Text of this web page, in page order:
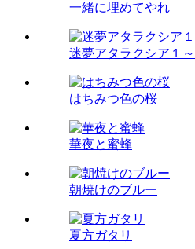
一緒に埋めてやれ
迷夢アタラクシア１
はちみつ色の桜
華夜と蜜蜂
朝焼けのブルー
夏方ガタリ